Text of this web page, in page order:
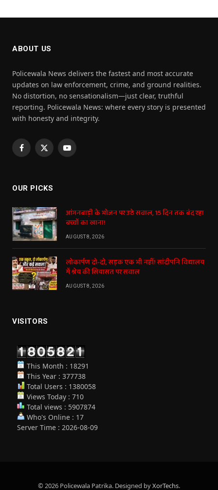
ABOUT US
Policewala News delivers the fastest and most accurate
updates on law enforcement, crime, and ground realities.
No distortion, no sensationalism—just clear, truthful
reporting. Policewala News: where every story is presented
with honesty and integrity.
Facebook
X
YouTube
OUR PICKS
आंगनबाड़ी के भोजन पर उठे सवाल, 15 दिन तक बंद रहा
बच्चों का खाना!
AUGUST 8, 2026
लोकार्पण दो-दो, सड़क एक भी नहीं! सांदीपनि विद्यालय
में श्रेय की सियासत पर सवाल
AUGUST 8, 2026
VISITORS
This Month : 18291
This Year : 377738
Total Users : 1380058
Views Today : 710
Total views : 5907874
Who's Online : 17
Server Time : 2026-08-09
© 2026 Policewala Patrika. Designed byXorTechs.